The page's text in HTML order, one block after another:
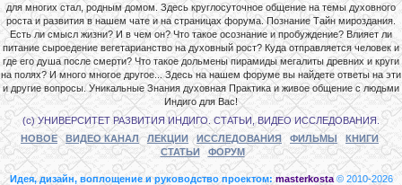
для многих стал, родным домом. Здесь круглосуточное общение на темы духовного
роста и развития в нашем чате и на страницах форума. Познание Тайн мироздания.
Есть ли смысл жизни? И в чем он? Что такое осознание и пробуждение? Влияет ли
питание сыроедение вегетарианство на духовный рост? Куда отправляется человек и
где его душа после смерти? Что такое дольмены пирамиды мегалиты древних и круги
на полях? И много многое другое... Здесь на нашем форуме вы найдете ответы на эти
и другие вопросы. Уникальные Знания духовная Практика и живое общение с людьми
Индиго для Вас!
(с) УНИВЕРСИТЕТ РАЗВИТИЯ ИНДИГО. СТАТЬИ, ВИДЕО ИССЛЕДОВАНИЯ.
НОВОЕ
ВИДЕО КАНАЛ ЛЕКЦИИ ИССЛЕДОВАНИЯ ФИЛЬМЫ
КНИГИ
СТАТЬИ
ФОРУМ
Идея, дизайн, воплощение и руководство проектом: masterkosta © 2010-2026